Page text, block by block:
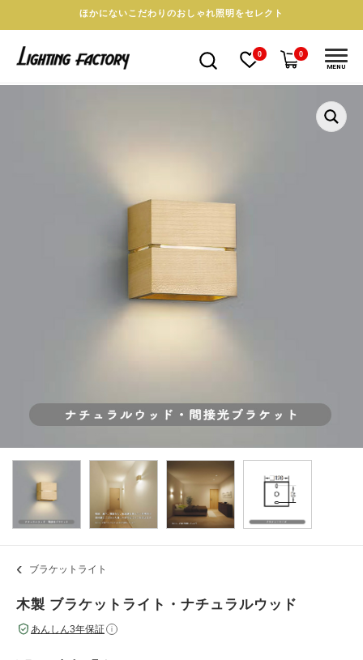
ほかにないこだわりのおしゃれ照明をセレクト
0 0
MENU
ブラケットライト
木製 ブラケットライト・ナチュラルウッド
あんしん3年保証 i